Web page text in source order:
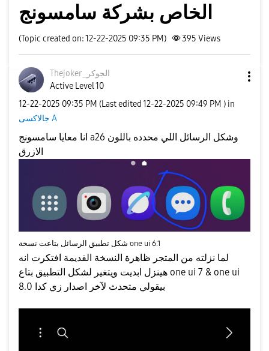
الخاص بشركة سامسونج
(Topic created on: 12-22-2025 09:35 PM) 395 Views
Thejoker_الجوكر
Active Level 10
‎12-22-2025 09:35 PM (Last edited ‎12-22-2025 09:49 PM ) in
جالاكسى A
انا معايا سامسونج a26 وشكل الرسائل اللي محدده باللون
الازرق
شكل تطبيق الرسائل بتاعت نسخة one ui 6.1
لما نزلته من المتجر ظاهرة النسخة القديمة افتكرت انه
هينزل ابديت ويتغير لشكل التطبيق بتاع one ui 7 & one ui
8.0 بيقولي متحدث لآخر اصدار زي كدا